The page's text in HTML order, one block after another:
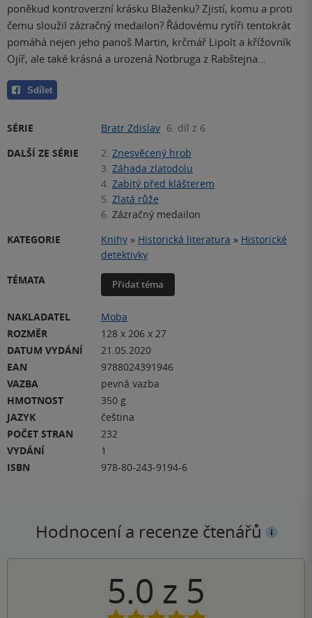
poněkud kontroverzní krásku Blaženku? Zjistí, komu a proti
čemu sloužil zázračný medailon? Řádovému rytíři tentokrát
pomáhá nejen jeho panoš Martin, krčmář Lipolt a křížovník
Ojíř, ale také krásná a urozená Notbruga z Rabštejna...
Sdílet
SÉRIE Bratr Zdislav 6. díl z 6
DALŠÍ ZE SÉRIE
2. Znesvěcený hrob
3. Záhada zlatodolu
4. Zabitý před klášterem
5. Zlatá růže
6. Zázračný medailon
KATEGORIE
Knihy » Historická literatura » Historické
detektivky
TÉMATA
Přidat téma
NAKLADATEL
Moba
ROZMĚR
128 x 206 x 27
DATUM VYDÁNÍ
21.05.2020
EAN
9788024391946
VAZBA
pevná vazba
HMOTNOST
350 g
JAZYK
čeština
POČET STRAN
232
VYDÁNÍ
1
ISBN
978-80-243-9194-6
Hodnocení a recenze čtenářů
5.0 z 5